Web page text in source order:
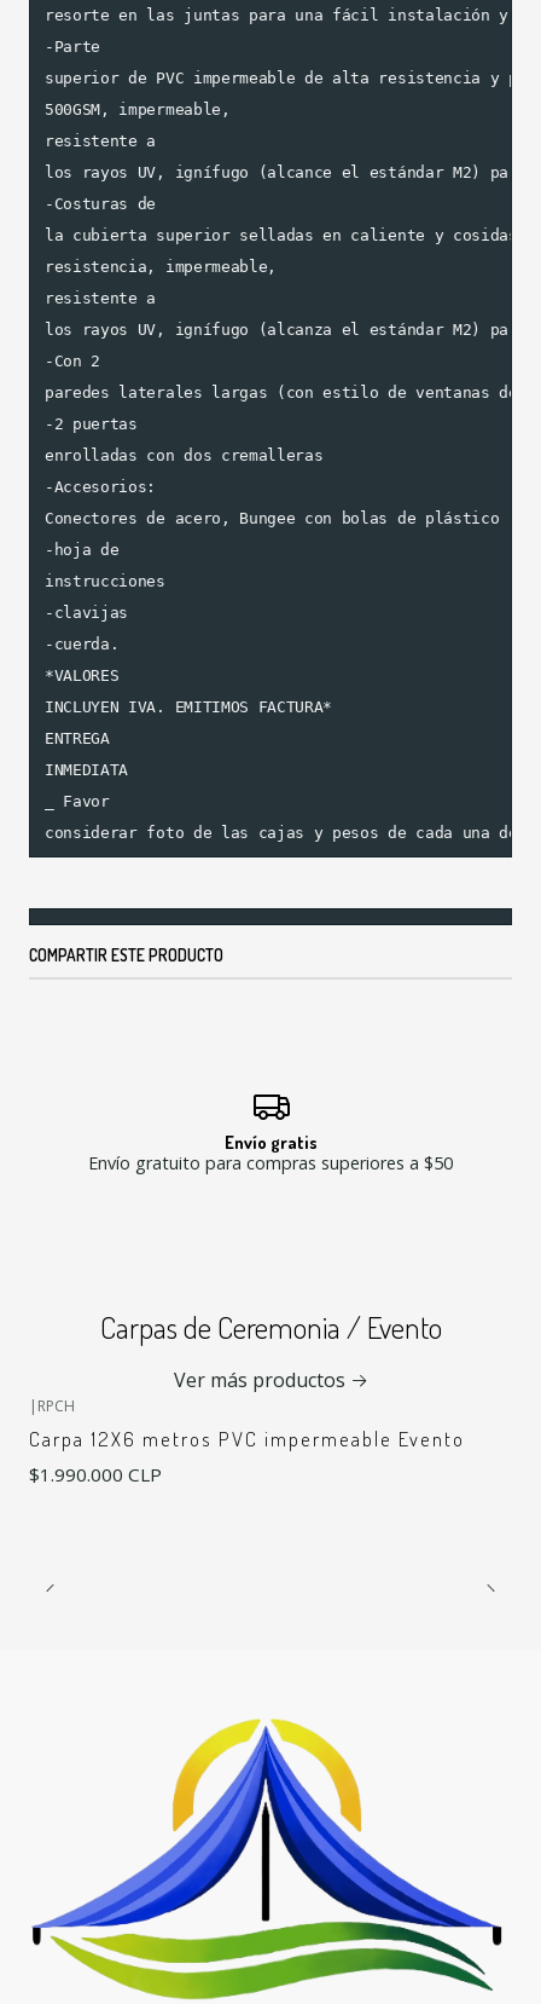
resorte en las juntas para una fácil instalación y
-Parte
superior de PVC impermeable de alta resistencia y
500GSM, impermeable,
resistente a
los rayos UV, ignífugo (alcance el estándar M2) para
-Costuras de
la cubierta superior selladas en caliente y cosidas;
resistencia, impermeable,
resistente a
los rayos UV, ignífugo (alcanza el estándar M2) para
-Con 2
paredes laterales largas (con estilo de ventanas de
-2 puertas
enrolladas con dos cremalleras
-Accesorios:
Conectores de acero, Bungee con bolas de plástico
-hoja de
instrucciones
-clavijas
-cuerda.
*VALORES
INCLUYEN IVA. EMITIMOS FACTURA*
ENTREGA
INMEDIATA
_ Favor
considerar foto de las cajas y pesos de cada una de
COMPARTIR ESTE PRODUCTO
Envío gratis
Envío gratuito para compras superiores a $50
Carpas de Ceremonia / Evento
Ver más productos
| RPCH
Carpa 12X6 metros PVC impermeable Evento
$1.990.000 CLP